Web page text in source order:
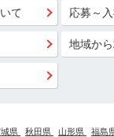
て 応募～
地域か
県 秋田県 山形県 福島